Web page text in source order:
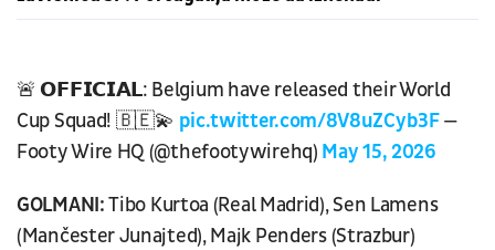
🚨 𝗢𝗙𝗙𝗜𝗖𝗜𝗔𝗟: Belgium have released their World
Cup Squad! 🇧🇪💫 pic.twitter.com/8V8uZCyb3F—
Footy Wire HQ (@thefootywirehq) May 15, 2026
GOLMANI:Tibo Kurtoa (Real Madrid), Sen Lamens
(Mančester Junajted), Majk Penders (Strazbur)